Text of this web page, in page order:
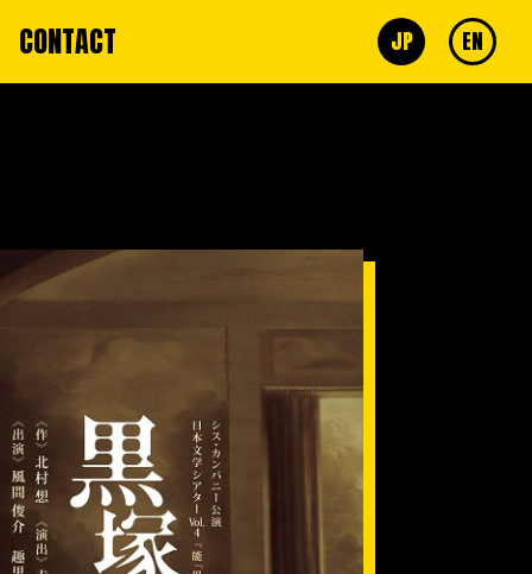
JP EN
CONTACT